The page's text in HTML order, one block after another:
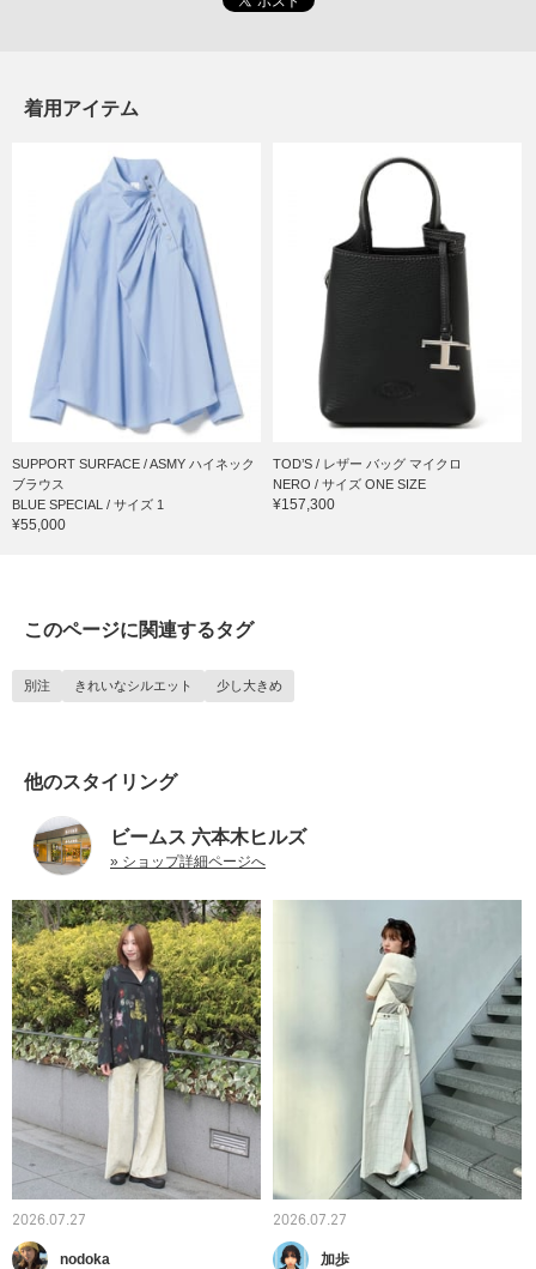
着用アイテム
SUPPORT SURFACE / ASMY ハイネック
ブラウス
BLUE SPECIAL / サイズ 1
¥55,000
TOD’S / レザー バッグ マイクロ
NERO / サイズ ONE SIZE
¥157,300
このページに関連するタグ
別注 きれいなシルエット 少し大きめ
他のスタイリング
ビームス 六本木ヒルズ
» ショップ詳細ページへ
2026.07.27
nodoka
2026.07.27
加歩